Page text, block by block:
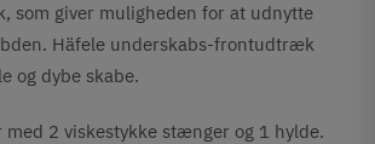
som giver muligheden for at udnytte
Häfele underskabs-frontudtræk
og dybe skabe.
med 2 viskestykke stænger og 1 hylde.